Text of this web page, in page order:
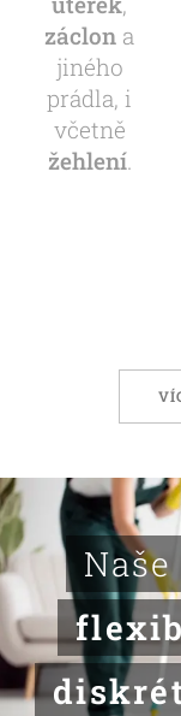
záclon a
jiného
prádla, i
včetně
žehlení.